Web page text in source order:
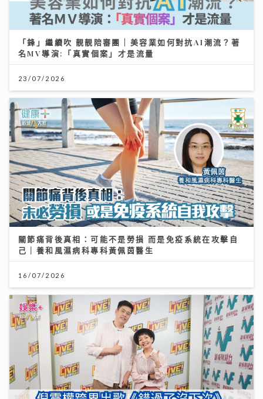
「鋒」繼續吹 靚靚陪審團 | 美容業如何對抗AI潮流？著
名MV導演:「真實個案」才是流量
23/07/2026
關節痛背後真相：可能不是勞損 而是免疫系統在攻擊自
己｜養和風濕病科專科黃佩茵醫生
16/07/2026